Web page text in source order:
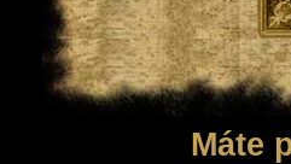
Máte